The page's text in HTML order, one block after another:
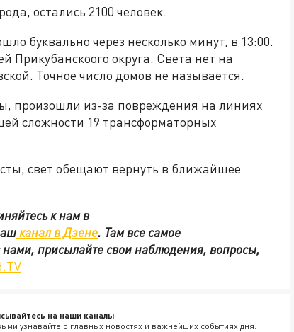
остались 2100 человек.
буквально через несколько минут, в 13:00.
Прикубанскоого округа. Света нет на
Точное число домов не называется.
произошли из-за повреждения на линиях
сложности 19 трансформаторных
свет обещают вернуть в ближайшее
к нам в
канал в Дзене. Там все самое
нами, присылайте свои наблюдения, вопросы,
на наши каналы
узнавайте о главных новостях и важнейших событиях дня.